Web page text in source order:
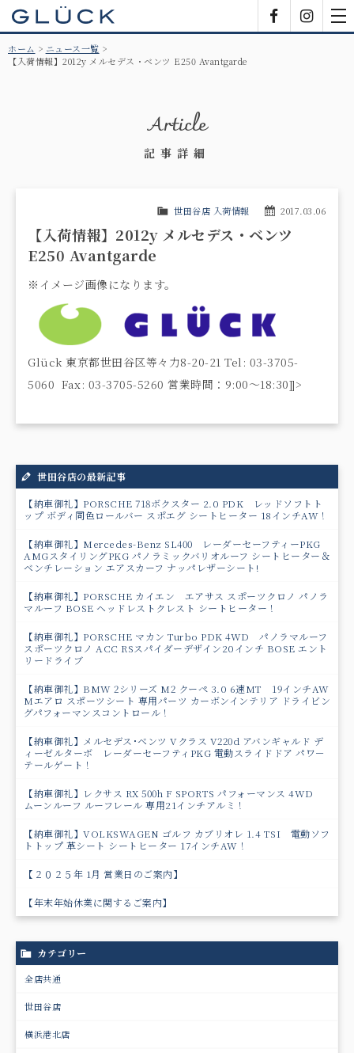
ホーム
ニュース一覧
【入荷情報】2012y メルセデス・ベンツ E250 Avantgarde
Article
記事詳細
2017.03.06
世田谷店 入荷情報
【入荷情報】2012y メルセデス・ベンツ
E250 Avantgarde
※イメージ画像になります。
Glück 東京都世田谷区等々力8-20-21 Tel: 03-3705-
5060 Fax: 03-3705-5260 営業時間：9:00〜18:30]]>
世田谷店の最新記事
【納車御礼】PORSCHE 718ボクスター 2.0 PDK レッドソフトト
ップ ボディ同色ロールバー スポエグ シートヒーター 18インチAW！
【納車御礼】Mercedes-Benz SL400 レーダーセーフティーPKG
AMGスタイリングPKG パノラミックバリオルーフ シートヒーター＆
ベンチレーション エアスカーフ ナッパレザーシート!
【納車御礼】PORSCHE カイエン エアサス スポーツクロノ パノラ
マルーフ BOSE ヘッドレストクレスト シートヒーター！
【納車御礼】PORSCHE マカン Turbo PDK 4WD パノラマルーフ
スポーツクロノ ACC RSスパイダーデザイン20インチ BOSE エント
リードライブ
【納車御礼】BMW 2シリーズ M2 クーペ 3.0 6速MT 19インチAW
Mエアロ スポーツシート 専用パーツ カーボンインテリア ドライビン
グパフォーマンスコントロール！
【納車御礼】メルセデス･ベンツ Vクラス V220d アバンギャルド デ
ィーゼルターボ レーダーセーフティPKG 電動スライドドア パワ－
テールゲート！
【納車御礼】レクサス RX 500h F SPORTS パフォーマンス 4WD
ムーンルーフ ルーフレール 専用21インチアルミ！
【納車御礼】VOLKSWAGEN ゴルフ カブリオレ 1.4 TSI 電動ソフ
トトップ 革シート シートヒーター 17インチAW！
【２０２５年 1月 営業日のご案内】
【年末年始休業に関するご案内】
カテゴリー
全店共通
世田谷店
横浜港北店